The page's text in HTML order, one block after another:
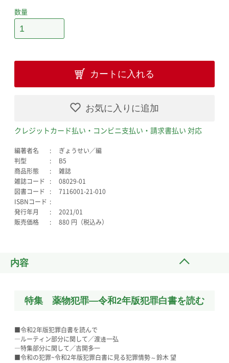
数量
カートに入れる
お気に入りに追加
クレジットカード払い・コンビニ支払い・請求書払い 対応
編著者名
ぎょうせい／編
判型
B5
商品形態
雑誌
雑誌コード
08029-01
図書コード
7116001-21-010
ISBNコード
発行年月
2021/01
販売価格
880 円（税込み）
内容
特集 薬物犯罪―令和2年版犯罪白書を読む
■令和2年版犯罪白書を読んで
―ルーティン部分に関して／渡邊一弘
―特集部分に関して／吉開多一
■令和の犯罪~令和2年版犯罪白書に見る犯罪情勢～鈴木 望